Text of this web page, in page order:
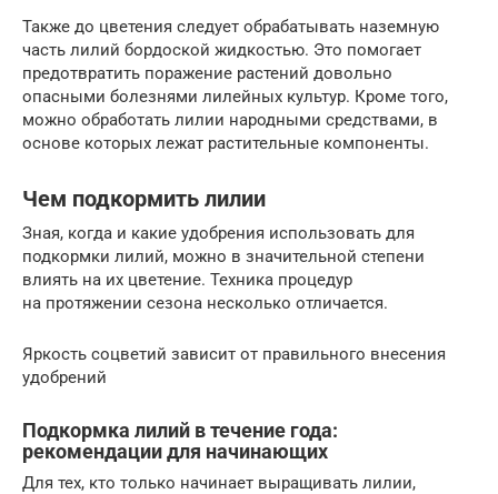
Также до цветения следует обрабатывать наземную
часть лилий бордоской жидкостью. Это помогает
предотвратить поражение растений довольно
опасными болезнями лилейных культур. Кроме того,
можно обработать лилии народными средствами, в
основе которых лежат растительные компоненты.
Чем подкормить лилии
Зная, когда и какие удобрения использовать для
подкормки лилий, можно в значительной степени
влиять на их цветение. Техника процедур
на протяжении сезона несколько отличается.
Яркость соцветий зависит от правильного внесения
удобрений
Подкормка лилий в течение года:
рекомендации для начинающих
Для тех, кто только начинает выращивать лилии,